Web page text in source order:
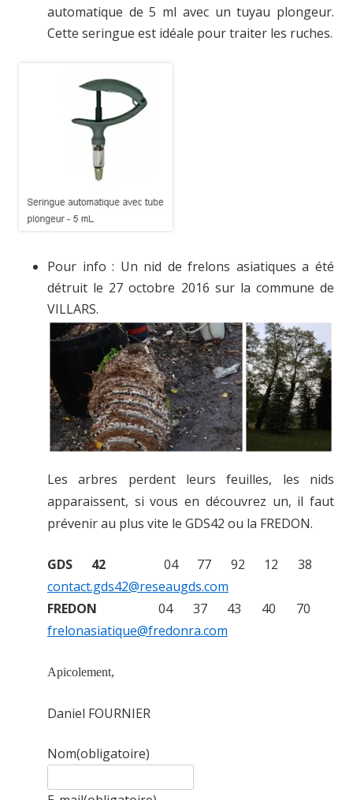
automatique de 5 ml avec un tuyau plongeur.
Cette seringue est idéale pour traiter les ruches.
Pour info : Un nid de frelons asiatiques a été
détruit le 27 octobre 2016 sur la commune de
VILLARS.
Les arbres perdent leurs feuilles, les nids
apparaissent, si vous en découvrez un, il faut
prévenir au plus vite le GDS42 ou la FREDON.
GDS 42 04 77 92 12 38
contact.gds42@reseaugds.com
FREDON
04 37 43 40 70
frelonasiatique@fredonra.com
Apicolement,
Daniel FOURNIER
Nom(obligatoire)